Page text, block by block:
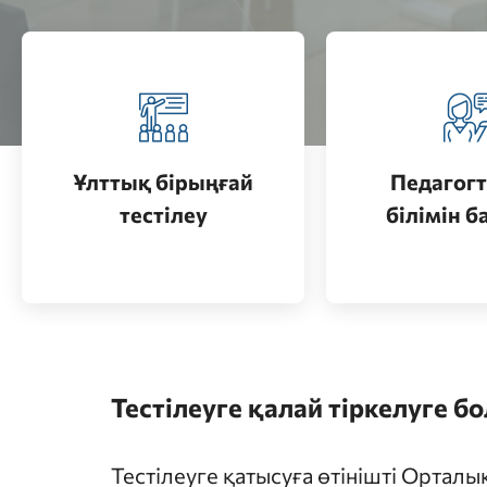
Ұлттық бірыңғай
тестілеу
Қазақстанда жоғары білім
Өту
білімінӨту
Тестілеуге қалай тіркелуге
Тестілеуге қатысуға өтінішті